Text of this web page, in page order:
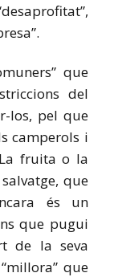
que
del
los, pel que
camperols i
fruita o la
que
és un
que pugui
de la seva
que